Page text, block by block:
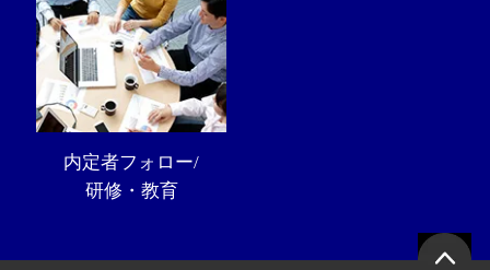
内定者フォロー/
研修・教育